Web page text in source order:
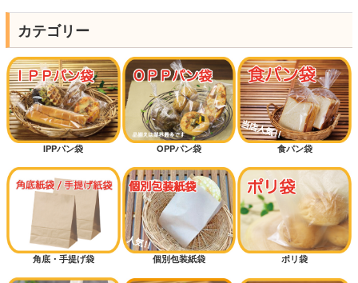
カテゴリー
IPPパン袋 OPPパン袋 食パン袋
角底・手提げ袋 個別包装紙袋 ポリ袋